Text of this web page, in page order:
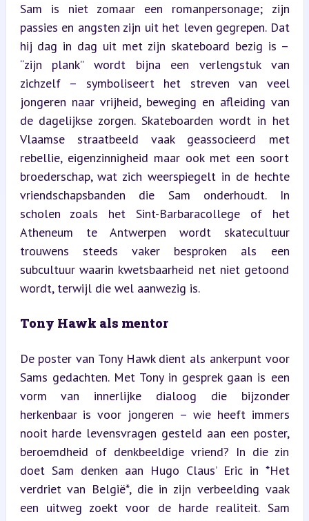
Sam is niet zomaar een romanpersonage; zijn
passies en angsten zijn uit het leven gegrepen. Dat
hij dag in dag uit met zijn skateboard bezig is –
“zijn plank” wordt bijna een verlengstuk van
zichzelf – symboliseert het streven van veel
jongeren naar vrijheid, beweging en afleiding van
de dagelijkse zorgen. Skateboarden wordt in het
Vlaamse straatbeeld vaak geassocieerd met
rebellie, eigenzinnigheid maar ook met een soort
broederschap, wat zich weerspiegelt in de hechte
vriendschapsbanden die Sam onderhoudt. In
scholen zoals het Sint-Barbaracollege of het
Atheneum te Antwerpen wordt skatecultuur
trouwens steeds vaker besproken als een
subcultuur waarin kwetsbaarheid net niet getoond
wordt, terwijl die wel aanwezig is.
Tony Hawk als mentor
De poster van Tony Hawk dient als ankerpunt voor
Sams gedachten. Met Tony in gesprek gaan is een
vorm van innerlijke dialoog die bijzonder
herkenbaar is voor jongeren – wie heeft immers
nooit harde levensvragen gesteld aan een poster,
beroemdheid of denkbeeldige vriend? In die zin
doet Sam denken aan Hugo Claus’ Eric in *Het
verdriet van België*, die in zijn verbeelding vaak
een uitweg zoekt voor de harde realiteit. Sam